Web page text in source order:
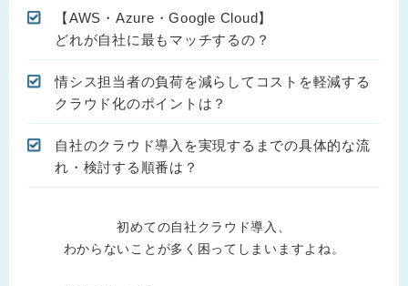
【AWS・Azure・Google Cloud】
どれが自社に最もマッチするの？
情シス担当者の負荷を減らしてコストを軽減する
クラウド化のポイントは？
自社のクラウド導入を実現するまでの具体的な流
れ・検討する順番は？
初めての自社クラウド導入、
わからないことが多く困ってしまいますよね。